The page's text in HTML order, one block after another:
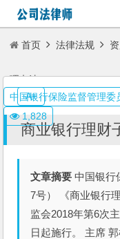
首页 法律法规
理办法
商业银行理财
文章摘要 中国银行
7号） 《商业银行
监会2018年第6次
日起施行。 主席
中国银行保险监督管理委
1,828
A+